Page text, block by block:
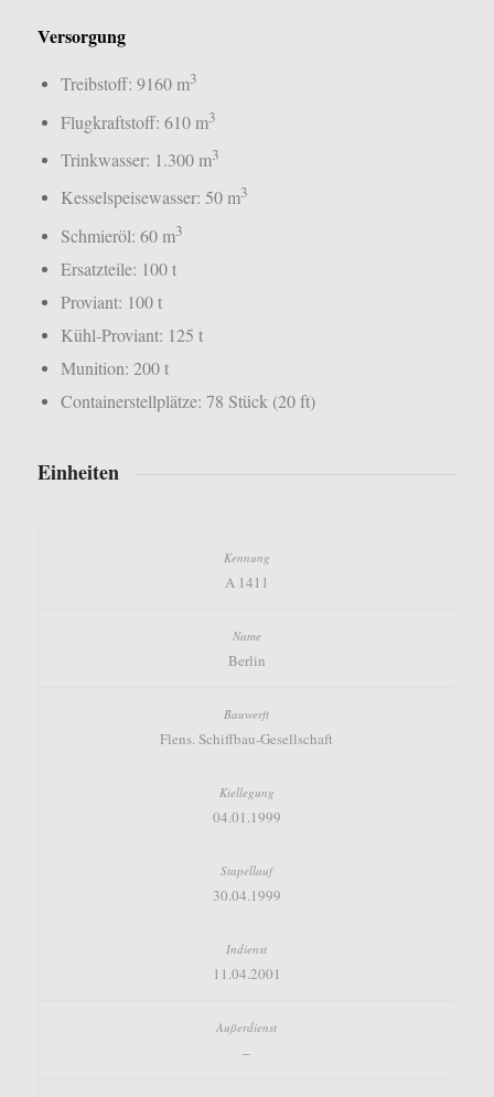
Versorgung
Treibstoff: 9160 m3
Flugkraftstoff: 610 m3
Trinkwasser: 1.300 m3
Kesselspeisewasser: 50 m3
Schmieröl: 60 m3
Ersatzteile: 100 t
Proviant: 100 t
Kühl-Proviant: 125 t
Munition: 200 t
Containerstellplätze: 78 Stück (20 ft)
Einheiten
A 1411
Berlin
Flens. Schiffbau-Gesellschaft
04.01.1999
30.04.1999
11.04.2001
–